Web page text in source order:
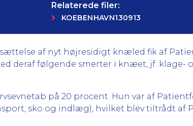
Relaterede filer:
KOEBENHAVN130913
af nyt højresidigt knæled fik af
deraf følgende smerter i knæet, jf. klage-
på 20 procent. Hun var af
sko og indlæg), hvilket blev tiltrådt af